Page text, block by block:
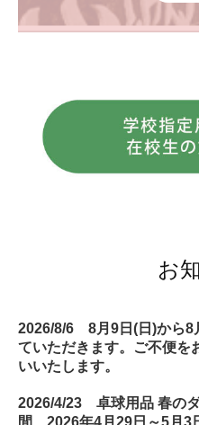
お
2026/8/6 8月9日(日)から8
ていただきます。ご不便を
いいたします。
2026/4/23 卓球用品 春の
間 2026年4月29日～5月3